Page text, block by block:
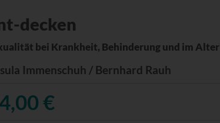
decken
bei Krankheit, Behinderung und im Alter
Immenschuh / Bernhard Rauh
€